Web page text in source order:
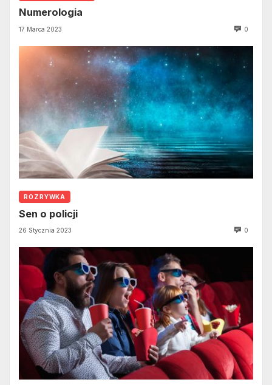
Numerologia
17 Marca 2023 0
ROZRYWKA
Sen o policji
26 Stycznia 2023 0